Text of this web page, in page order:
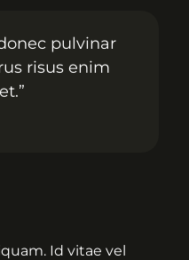
pulvinar
risus enim
Id vitae vel